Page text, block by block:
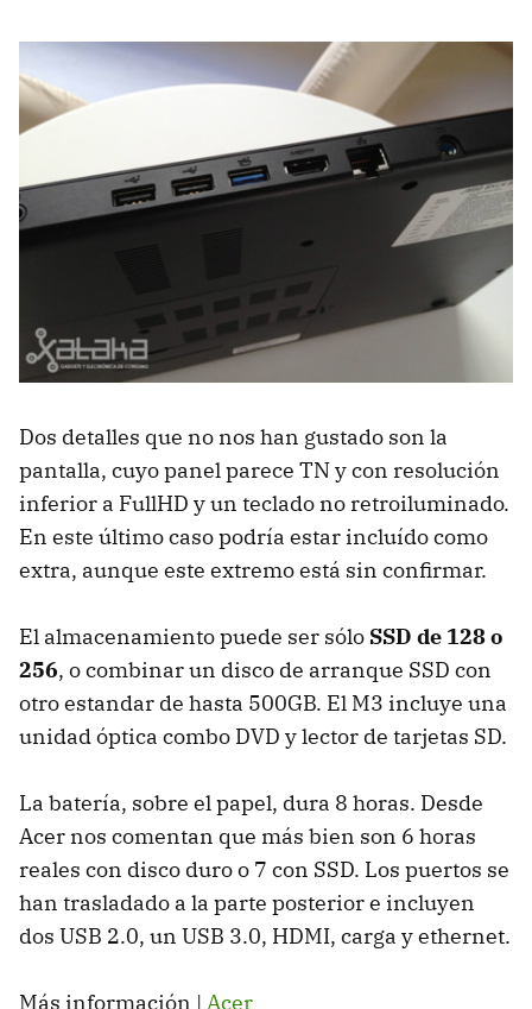
Dos detalles que no nos han gustado son la
pantalla, cuyo panel parece TN y con resolución
inferior a FullHD y un teclado no retroiluminado.
En este último caso podría estar incluído como
extra, aunque este extremo está sin confirmar.
El almacenamiento puede ser sólo SSD de 128 o
256, o combinar un disco de arranque SSD con
otro estandar de hasta 500GB. El M3 incluye una
unidad óptica combo DVD y lector de tarjetas SD.
La batería, sobre el papel, dura 8 horas. Desde
Acer nos comentan que más bien son 6 horas
reales con disco duro o 7 con SSD. Los puertos se
han trasladado a la parte posterior e incluyen
dos USB 2.0, un USB 3.0, HDMI, carga y ethernet.
Más información | Acer